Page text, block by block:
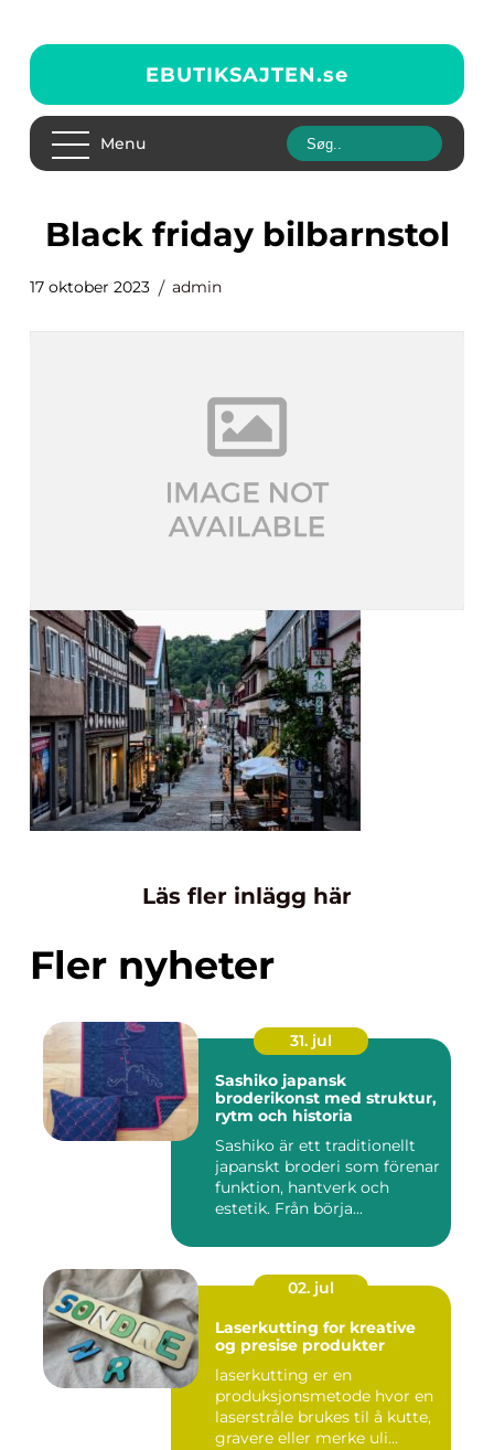
EBUTIKSAJTEN.se
Menu
black friday bilbarnstol
17 oktober 2023 admin
Läs fler inlägg här
Fler nyheter
31. jul
Sashiko japansk
broderikonst med struktur,
rytm och historia
Sashiko är ett traditionellt
japanskt broderi som förenar
funktion, hantverk och
estetik. Från börja...
02. jul
Laserkutting for kreative
og presise produkter
laserkutting er en
produksjonsmetode hvor en
laserstråle brukes til å kutte,
gravere eller merke uli...